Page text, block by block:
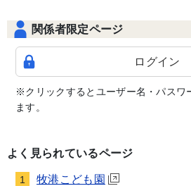
関係者限定ページ
ログイン
※クリックするとユーザー名・パスワ
ます。
よく見られているページ
1 牧港こども園